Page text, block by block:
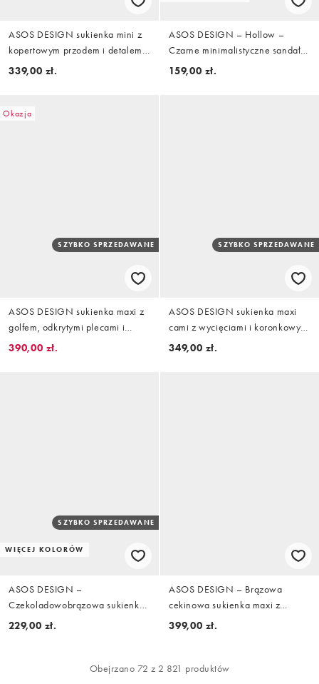
ASOS DESIGN sukienka mini z
kopertowym przodem i detalem
szalika w miękkim khaki
339,00 zł.
ASOS DESIGN – Hollow –
Czarne minimalistyczne sandały
na obcasie
159,00 zł.
Okazja
SZYBKO SPRZEDAWANE
ASOS DESIGN sukienka maxi z
golfem, odkrytymi plecami i
falbaną w kolorze limonkowym
390,00 zł.
SZYBKO SPRZEDAWANE
ASOS DESIGN sukienka maxi
cami z wycięciami i koronkowym
wykończeniem w granatowym
349,00 zł.
WIĘCEJ KOLORÓW
SZYBKO SPRZEDAWANE
ASOS DESIGN –
Czekoladowobrązowa sukienka
z głębokim dekoltem na plecach
229,00 zł.
ASOS DESIGN – Brązowa
cekinowa sukienka maxi z
wycięciem w kształcie litery U na
399,00 zł.
Obejrzano 72 z 2 821 produktów